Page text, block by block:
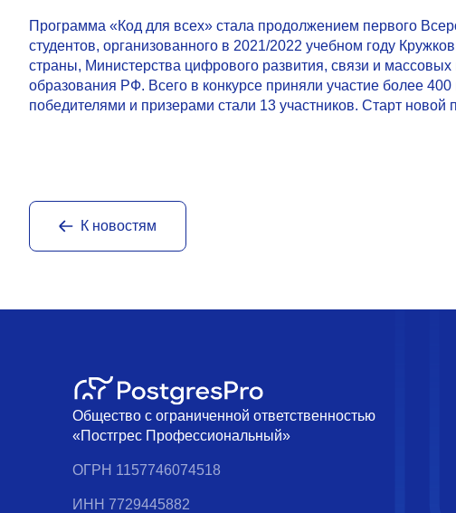
Программа «Код для всех» стала продолжением первого
студентов, организованного в 2021/2022 учебном году
страны, Министерства цифрового развития, связи и
образования РФ. Всего в конкурсе приняли участие более
победителями и призерами стали 13 участников. Старт новой
К новостям
Общество с ограниченной ответственностью
«Постгрес Профессиональный»
ОГРН 1157746074518
ИНН 7729445882